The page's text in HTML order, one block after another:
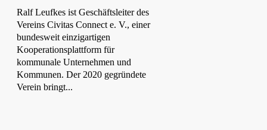
Ralf Leufkes ist Geschäftsleiter des
Vereins Civitas Connect e. V., einer
bundesweit einzigartigen
Kooperationsplattform für
kommunale Unternehmen und
Kommunen. Der 2020 gegründete
Verein bringt...